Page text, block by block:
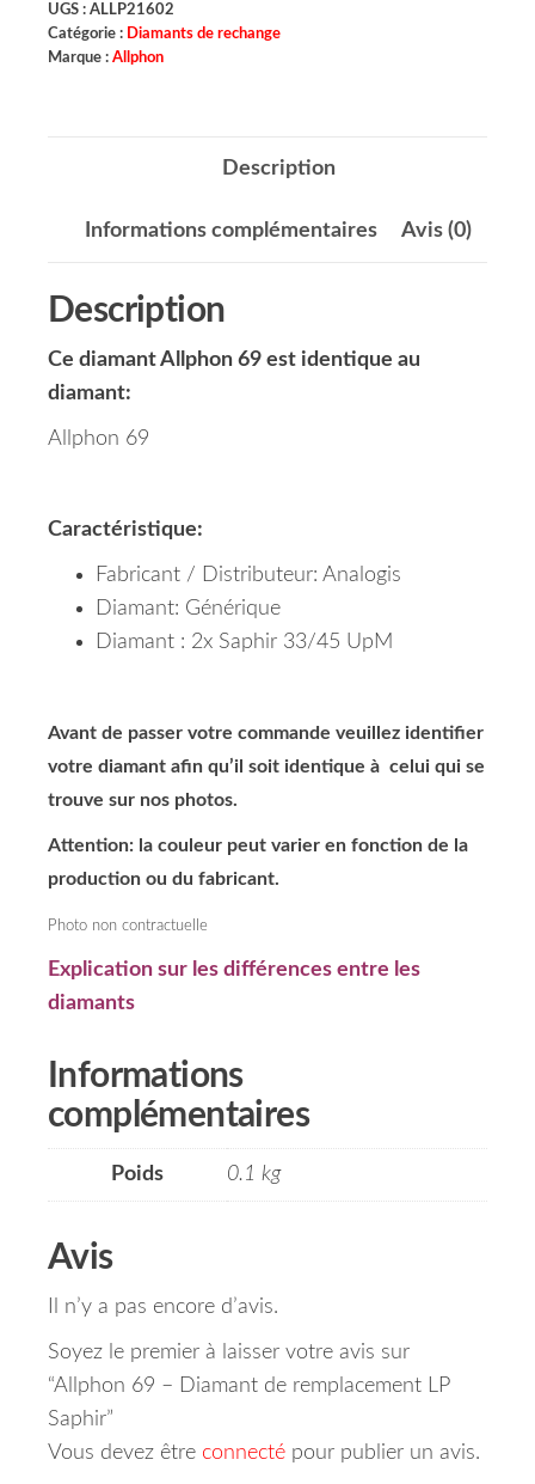
UGS : ALLP21602
Catégorie : Diamants de rechange
Marque : Allphon
Description
Informations complémentaires Avis (0)
Description
Ce diamant Allphon 69 est identique au
diamant:
Allphon 69
Caractéristique:
Fabricant / Distributeur: Analogis
Diamant: Générique
Diamant : 2x Saphir 33/45 UpM
Avant de passer votre commande veuillez identifier
votre diamant afin qu’il soit identique à celui qui se
trouve sur nos photos.
Attention: la couleur peut varier en fonction de la
production ou du fabricant.
Photo non contractuelle
Explication sur les différences entre les
diamants
Informations
complémentaires
Poids 0.1 kg
Avis
Il n’y a pas encore d’avis.
Soyez le premier à laisser votre avis sur
“Allphon 69 – Diamant de remplacement LP
Saphir”
Vous devez être connecté pour publier un avis.